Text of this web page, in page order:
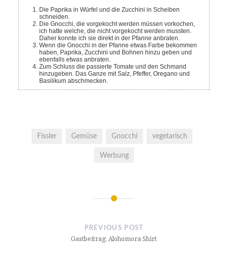
Die Paprika in Würfel und die Zucchini in Scheiben
schneiden.
Die Gnocchi, die vorgekocht werden müssen vorkochen,
ich hatte welche, die nicht vorgekocht werden mussten.
Daher konnte ich sie direkt in der Pfanne anbraten.
Wenn die Gnocchi in der Pfanne etwas Farbe bekommen
haben, Paprika, Zucchini und Bohnen hinzu geben und
ebenfalls etwas anbraten.
Zum Schluss die passierte Tomate und den Schmand
hinzugeben. Das Ganze mit Salz, Pfeffer, Oregano und
Basilikum abschmecken.
Fissler Gemüse Gnocchi vegetarisch
Werbung
PREVIOUS POST
Gastbeitrag: Alohomora Shirt